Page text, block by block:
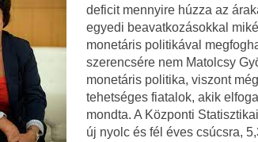
deficit mennyire húzza az
egyedi beavatkozásokkal
monetáris politikával
szerencsére nem Matolcsy
monetáris politika, viszont
tehetséges fiatalok, akik
mondta. A Központi
új nyolc és fél éves csúcsra,